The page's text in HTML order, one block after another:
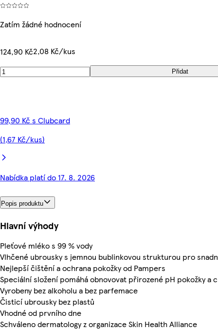
Zatím žádné hodnocení
124,90 Kč2,08 Kč/kus
Přidat
99,90 Kč s Clubcard
(1,67 Kč/kus)
Nabídka platí do 17. 8. 2026
Popis produktu
Hlavní výhody
Pleťové mléko s 99 % vody
Vlhčené ubrousky s jemnou bublinkovou strukturou pro
Nejlepší čištění a ochrana pokožky od Pampers
Speciální složení pomáhá obnovovat přirozené pH pokožky a
Vyrobeny bez alkoholu a bez parfemace
Čisticí ubrousky bez plastů
Vhodné od prvního dne
Schváleno dermatology z organizace Skin Health Alliance